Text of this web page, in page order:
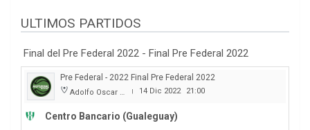
ULTIMOS PARTIDOS
Final del Pre Federal 2022 - Final Pre Federal 2022
Pre Federal - 2022 Final Pre Federal 2022
Adolfo Oscar Capurro | 14 Dic 2022 21:00
Centro Bancario (Gualeguay)